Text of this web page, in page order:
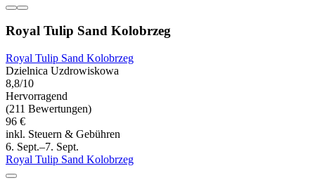
Royal Tulip Sand Kolobrzeg
Royal Tulip Sand Kolobrzeg
Dzielnica Uzdrowiskowa
8,8/10
Hervorragend
(211 Bewertungen)
96 €
inkl. Steuern & Gebühren
6. Sept.–7. Sept.
Royal Tulip Sand Kolobrzeg